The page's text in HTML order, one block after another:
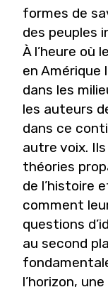
formes de
des peuples
À l’heure où
en
dans les
les auteurs
dans ce
autre voix.
théories
de l’histoire
comment
questions
au second
l’horizon,